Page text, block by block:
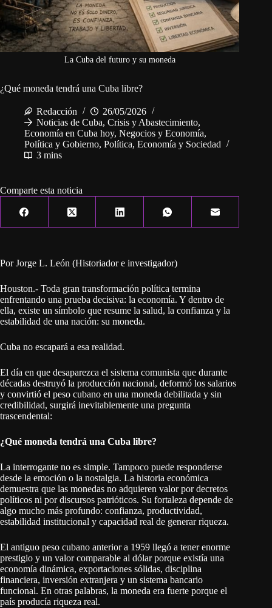
La Cuba del futuro y su moneda
¿Qué moneda tendrá una Cuba libre?
Redacción
26/05/2026
Noticias de Cuba, Crisis y Abastecimiento,
Economía en Cuba hoy, Negocios y Economía,
Política y Gobierno, Política, Economía y Sociedad
3 mins
Comparte esta noticia
Por Jorge L. León (Historiador e investigador)
Houston.- Toda gran transformación política termina
enfrentando una prueba decisiva: la economía. Y dentro de
ella, existe un símbolo que resume la salud, la confianza y la
estabilidad de una nación: su moneda.
Cuba no escapará a esa realidad.
El día en que desaparezca el sistema comunista que durante
décadas destruyó la producción nacional, deformó los salarios
y convirtió el peso cubano en una moneda debilitada y sin
credibilidad, surgirá inevitablemente una pregunta
trascendental:
¿Qué moneda tendrá una Cuba libre?
La interrogante no es simple. Tampoco puede responderse
desde la emoción o la nostalgia. La historia económica
demuestra que las monedas no adquieren valor por decretos
políticos ni por discursos patrióticos. Su fortaleza depende de
algo mucho más profundo: confianza, productividad,
estabilidad institucional y capacidad real de generar riqueza.
El antiguo peso cubano anterior a 1959 llegó a tener enorme
prestigio y un valor comparable al dólar porque existía una
economía dinámica, exportaciones sólidas, disciplina
financiera, inversión extranjera y un sistema bancario
funcional. En otras palabras, la moneda era fuerte porque el
país producía riqueza real.